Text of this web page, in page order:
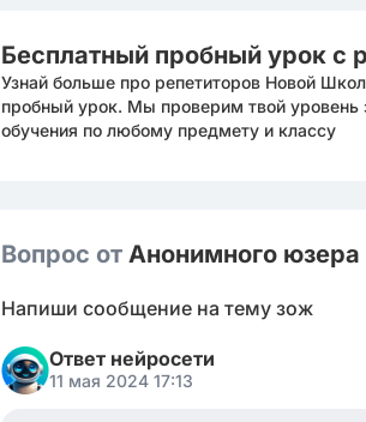
Бесплатный пробный урок с
Узнай больше про репетиторов Новой
пробный урок. Мы проверим твой уровень
обучения по любому предмету и классу
Вопрос от Анонимного юзера
Напиши сообщение на тему зож
Ответ нейросети
11 мая 2024 17:13